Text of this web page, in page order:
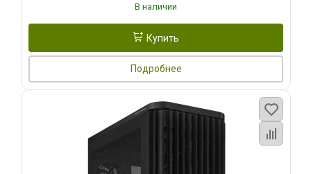
В наличии
Купить
Подробнее